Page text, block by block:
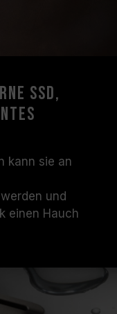
SSD,
kann sie an
und
einen Hauch